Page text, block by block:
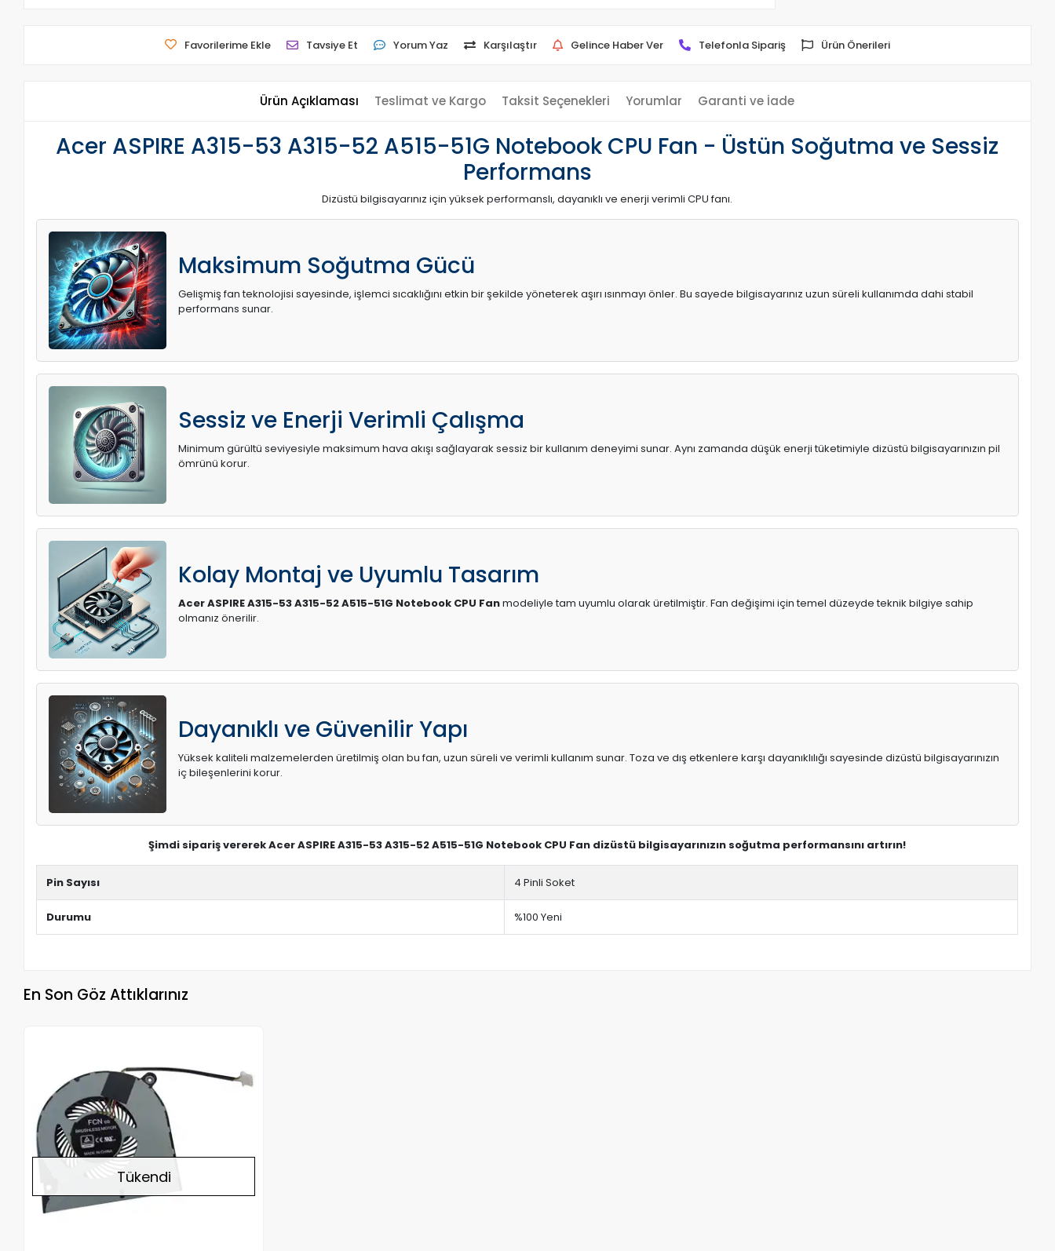
Favorilerime Ekle Tavsiye Et Yorum Yaz Karşılaştır Gelince Haber Ver Telefonla Sipariş Ürün Önerileri
Ürün Açıklaması Teslimat ve Kargo Taksit Seçenekleri Yorumlar Garanti ve İade
Acer ASPIRE A315-53 A315-52 A515-51G Notebook CPU Fan - Üstün Soğutma ve Sessiz
Performans
Dizüstü bilgisayarınız için yüksek performanslı, dayanıklı ve enerji verimli CPU fanı.
Maksimum Soğutma Gücü
Gelişmiş fan teknolojisi sayesinde, işlemci sıcaklığını etkin bir şekilde yöneterek aşırı ısınmayı önler. Bu sayede bilgisayarınız uzun süreli kullanımda dahi stabil
performans sunar.
Sessiz ve Enerji Verimli Çalışma
Minimum gürültü seviyesiyle maksimum hava akışı sağlayarak sessiz bir kullanım deneyimi sunar. Aynı zamanda düşük enerji tüketimiyle dizüstü bilgisayarınızın pil
ömrünü korur.
Kolay Montaj ve Uyumlu Tasarım
Acer ASPIRE A315-53 A315-52 A515-51G Notebook CPU Fanmodeliyle tam uyumlu olarak üretilmiştir. Fan değişimi için temel düzeyde teknik bilgiye sahip
olmanız önerilir.
Dayanıklı ve Güvenilir Yapı
Yüksek kaliteli malzemelerden üretilmiş olan bu fan, uzun süreli ve verimli kullanım sunar. Toza ve dış etkenlere karşı dayanıklılığı sayesinde dizüstü bilgisayarınızın
iç bileşenlerini korur.
Şimdi sipariş vererek Acer ASPIRE A315-53 A315-52 A515-51G Notebook CPU Fan dizüstü bilgisayarınızın soğutma performansını artırın!
Pin Sayısı 4 Pinli Soket
Durumu %100 Yeni
En Son Göz Attıklarınız
Tükendi